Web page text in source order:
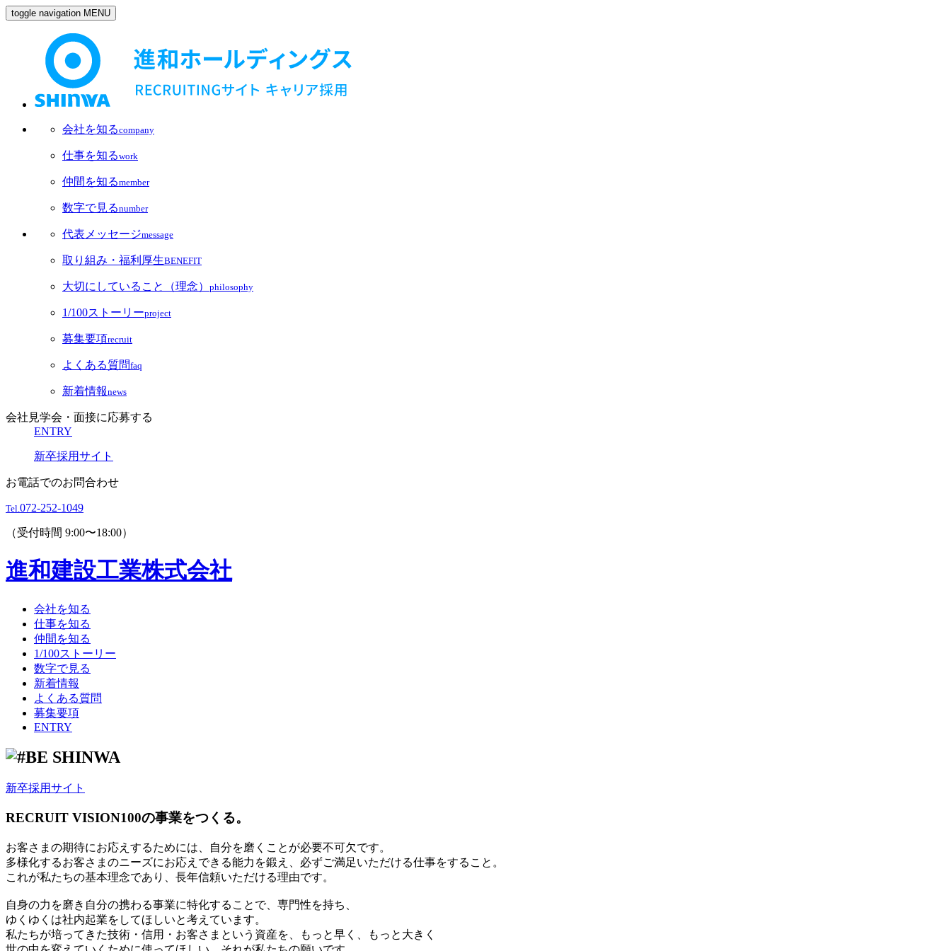
toggle navigation MENU
会社を知るcompany
仕事を知るwork
仲間を知るmember
数字で見るnumber
代表メッセージmessage
取り組み・福利厚生BENEFIT
大切にしていること（理念） philosophy
1/100ストーリーproject
募集要項recruit
よくある質問faq
新着情報news
会社見学会・面接に応募する
ENTRY
新卒採用サイト
お電話でのお問合わせ
Tel.072-252-1049
（受付時間 9:00〜18:00）
進和建設工業株式会社
会社を知る
仕事を知る
仲間を知る
1/100ストーリー
数字で見る
新着情報
よくある質問
募集要項
ENTRY
新卒採用サイト
RECRUIT VISION100の事業をつくる。
お客さまの期待にお応えするためには、自分を磨くことが必要不可欠です。
多様化するお客さまのニーズにお応えできる能力を鍛え、必ずご満足いただける仕事をすること。
これが私たちの基本理念であり、長年信頼いただける理由です。
自身の力を磨き自分の携わる事業に特化することで、専門性を持ち、
ゆくゆくは社内起業をしてほしいと考えています。
私たちが培ってきた技術・信用・お客さまという資産を、もっと早く、もっと大きく